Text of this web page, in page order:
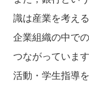
識は産業を考え
企業組織の中で
つながっていま
活動・学生指導